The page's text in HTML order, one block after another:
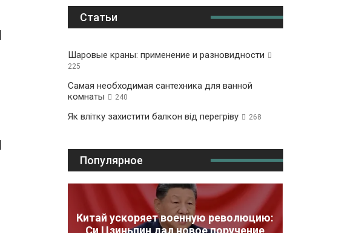
Статьи
Шаровые краны: применение и разновидности
225
Самая необходимая сантехника для ванной
комнаты
240
Як влітку захистити балкон від перегріву 268
Популярное
Китай ускоряет военную революцию: